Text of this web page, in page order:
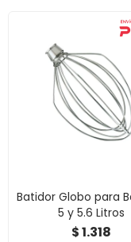
Batidor Globo para
5 y 5.6 Litros
$1.318